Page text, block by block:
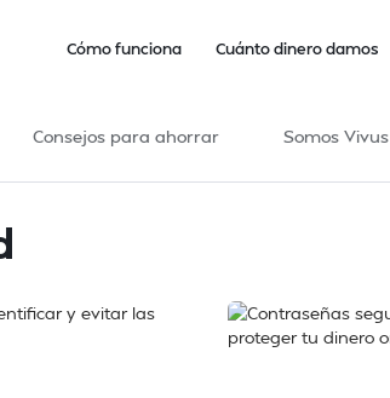
Cómo funciona Cuánto dinero damos
Consejos para ahorrar Somos Vivus